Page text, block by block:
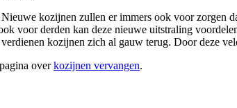
kozijnen zullen er immers ook voor zorgen
voor derden kan deze nieuwe uitstraling
kozijnen zich al gauw terug. Door deze
overkozijnen vervangen.